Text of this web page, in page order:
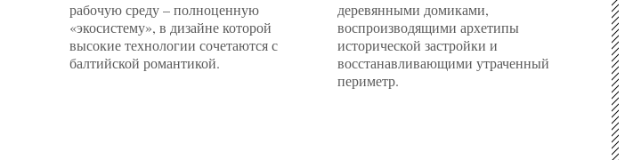
рабочую среду – полноценную
«экосистему», в дизайне которой
высокие технологии сочетаются с
балтийской романтикой.
деревянными домиками,
воспроизводящими архетипы
исторической застройки и
восстанавливающими утраченный
периметр.